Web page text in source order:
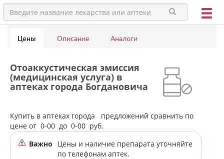
Цены Описание Аналоги
Отоаккустическая эмиссия
(медицинская услуга) в
аптеках города Богдановича
Купить в аптеках города
предложений сравнить по
цене от 0-00 до 0-00 руб.
Важно
Цены и наличие препарата уточняйте
по телефонам аптек.